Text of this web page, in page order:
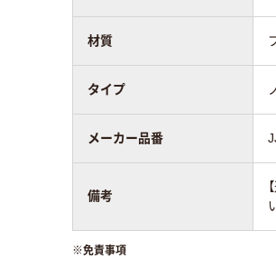
材質
タイプ
メーカー品番
備考
※免責事項